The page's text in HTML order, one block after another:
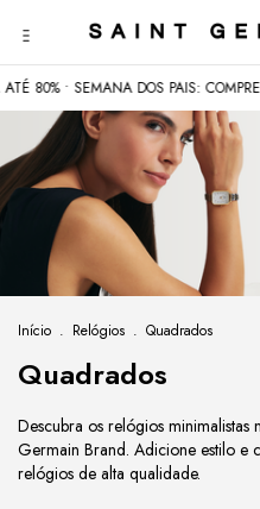
DOS PAIS: COMPRE 02 E
Início . Relógios . Quadrados
Quadrados
Descubra os relógios minimalistas
Germain Brand. Adicione estilo e
relógios de alta qualidade.